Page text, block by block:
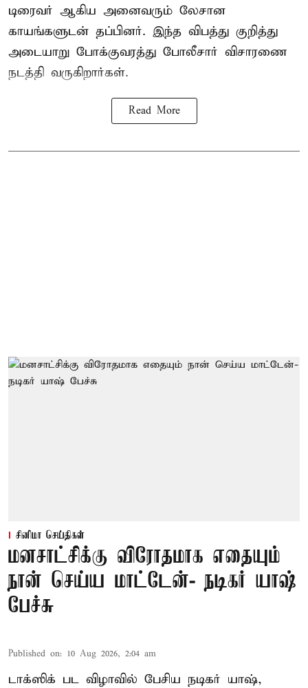
டிரைவர் ஆகிய அனைவரும் லேசான
காயங்களுடன் தப்பினர். இந்த விபத்து குறித்து
அடையாறு போக்குவரத்து போலீசார் விசாரணை
நடத்தி வருகிறார்கள்.
Read More
சினிமா செய்திகள்
மனசாட்சிக்கு விரோதமாக எதையும்
நான் செய்ய மாட்டேன்- நடிகர் யாஷ்
பேச்சு
Published on: 10 Aug 2026, 2:04 am
டாக்ஸிக் பட விழாவில் பேசிய நடிகர் யாஷ்,